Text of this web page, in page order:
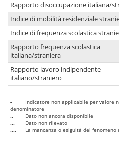
Rapporto disoccupazione italiana/
Indice di mobilità residenziale
Indice di frequenza scolastica
Rapporto frequenza scolastica
italiana/straniera
Rapporto lavoro indipendente
italiano/straniero
-
Indicatore non applicabile per valore
denominatore
..
Dato non ancora disponibile
...
Dato non rilevato
....
La mancanza o esiguità del